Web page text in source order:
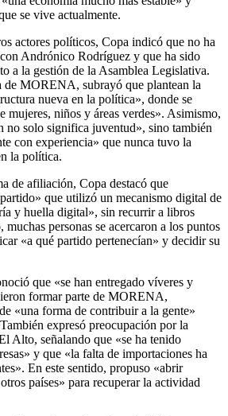
se vive actualmente.
actores políticos, Copa indicó que no ha
Andrónico Rodríguez y que ha sido
a la gestión de la Asamblea Legislativa.
de MORENA, subrayó que plantean la
nueva en la política», donde se
mujeres, niños y áreas verdes». Asimismo,
no solo significa juventud», sino también
con experiencia» que nunca tuvo la
la política.
de afiliación, Copa destacó que
que utilizó un mecanismo digital de
y huella digital», sin recurrir a libros
personas se acercaron a los puntos
«a qué partido pertenecían» y decidir su
que «se han entregado víveres y
formar parte de MORENA,
«una forma de contribuir a la gente»
expresó preocupación por la
Alto, señalando que «se ha tenido
y que «la falta de importaciones ha
En este sentido, propuso «abrir
países» para recuperar la actividad